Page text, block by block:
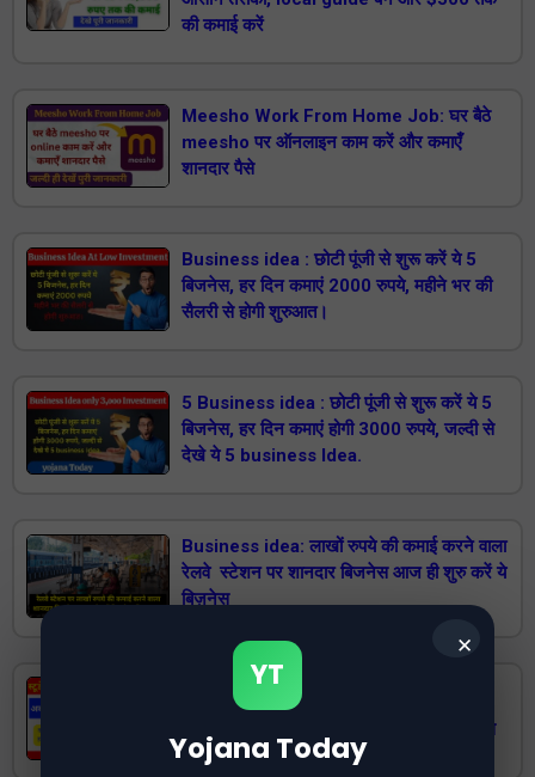
की कमाई करें
Meesho Work From Home Job: घर बैठे
meesho पर ऑनलाइन काम करें और कमाएँ
शानदार पैसे
Business idea : छोटी पूंजी से शुरू करें ये 5
बिजनेस, हर दिन कमाएं 2000 रुपये, महीने भर की
सैलरी से होगी शुरुआत।
5 Business idea : छोटी पूंजी से शुरू करें ये 5
बिजनेस, हर दिन कमाएं होगी 3000 रुपये, जल्दी से
देखे ये 5 business Idea.
Business idea: लाखों रुपये की कमाई करने वाला
रेलवे स्टेशन पर शानदार बिजनेस आज ही शुरु करें ये
बिज़नेस
स्टूडेंट के लिए धासू और धमाकेदार मौका कमाएं
30000 रुपए 3 work From Home Jobs से
✕
YT
Yojana Today